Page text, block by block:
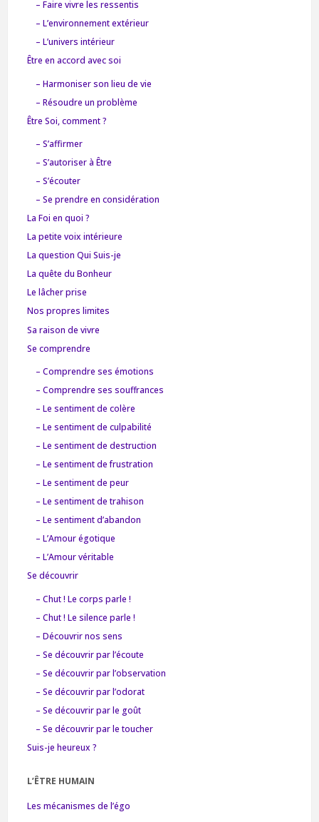
– Faire vivre les ressentis
– L’environnement extérieur
– L’univers intérieur
Être en accord avec soi
– Harmoniser son lieu de vie
– Résoudre un problème
Être Soi, comment ?
– S’affirmer
– S’autoriser à Être
– S’écouter
– Se prendre en considération
La Foi en quoi ?
La petite voix intérieure
La question Qui Suis-je
La quête du Bonheur
Le lâcher prise
Nos propres limites
Sa raison de vivre
Se comprendre
– Comprendre ses émotions
– Comprendre ses souffrances
– Le sentiment de colère
– Le sentiment de culpabilité
– Le sentiment de destruction
– Le sentiment de frustration
– Le sentiment de peur
– Le sentiment de trahison
– Le sentiment d’abandon
– L’Amour égotique
– L’Amour véritable
Se découvrir
– Chut ! Le corps parle !
– Chut ! Le silence parle !
– Découvrir nos sens
– Se découvrir par l’écoute
– Se découvrir par l’observation
– Se découvrir par l’odorat
– Se découvrir par le goût
– Se découvrir par le toucher
Suis-je heureux ?
L’ÊTRE HUMAIN
Les mécanismes de l’égo